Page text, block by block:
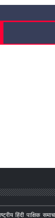
हिंदी पाक्षिक